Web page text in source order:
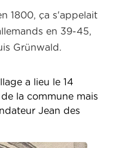
1800, ça s'appelait
en 39-45,
Grünwald.
a lieu le 14
la commune mais
Jean des